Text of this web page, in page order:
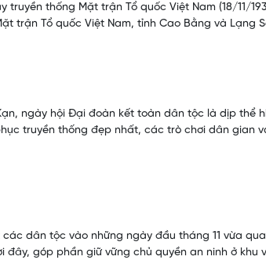
truyền thống Mặt trận Tổ quốc Việt Nam (18/11/
trận Tổ quốc Việt Nam, tỉnh Cao Bằng và Lạng
ngày hội Đại đoàn kết toàn dân tộc là dịp thể
truyền thống đẹp nhất, các trò chơi dân gian
dân tộc vào những ngày đầu tháng 11 vừa
góp phần giữ vững chủ quyền an ninh ở khu